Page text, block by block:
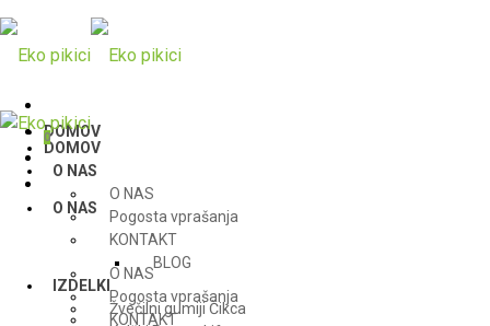
DOMOV
O NAS
O NAS
Pogosta vprašanja
KONTAKT
0
DOMOV
O NAS
O NAS
Pogosta vprašanja
KONTAKT
BLOG
IZDELKI
Žvečilni gumiji Čikca